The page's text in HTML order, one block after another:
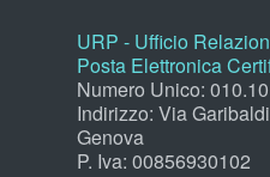
URP - Ufficio
Posta Elettronica
Numero Unico:
Indirizzo: Via
Genova
P. Iva: 00856930102